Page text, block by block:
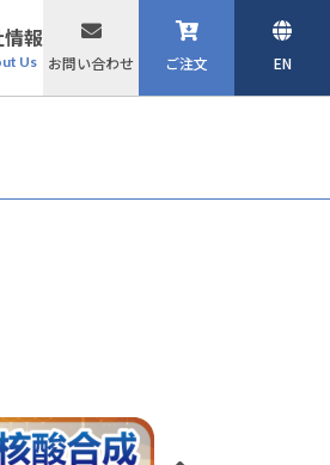
報
Us お問い合わせ ご注文 EN